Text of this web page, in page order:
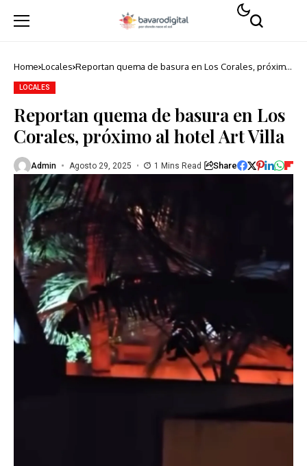
Home Locales Reportan quema de basura en Los Corales, próximo
LOCALES
Reportan quema de basura en Los
Corales, próximo al hotel Art Villa
Admin Agosto 29, 2025 1 Mins Read Share